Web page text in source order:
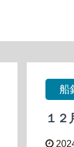
船
１２